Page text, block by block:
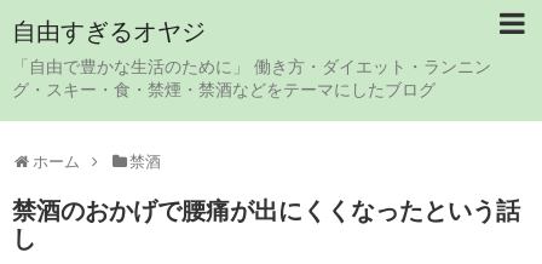
自由すぎるオヤジ
「自由で豊かな生活のために」 働き方・ダイエット・ランニン
グ・スキー・食・禁煙・禁酒などをテーマにしたブログ
ホーム 禁酒
禁酒のおかげで腰痛が出にくくなったという話
し